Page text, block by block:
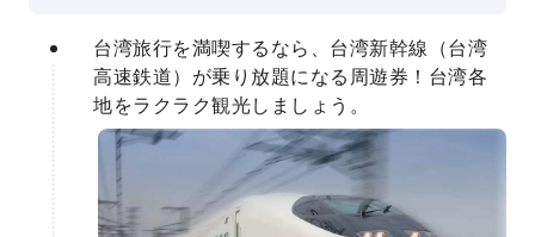
台湾旅行を満喫するなら、台湾新幹線（台湾
高速鉄道）が乗り放題になる周遊券！台湾各
地をラクラク観光しましょう。